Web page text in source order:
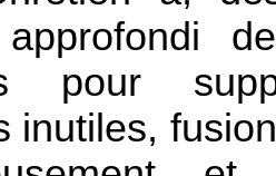
pour
inutiles,